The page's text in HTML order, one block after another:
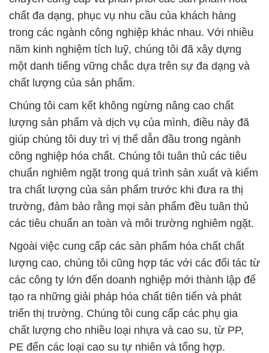
chất lượng của sản phẩm.
Chúng tôi cam kết không ngừng nâng cao chất
lượng sản phẩm và dịch vụ của mình, điều này đã
giúp chúng tôi duy trì vị thế dẫn đầu trong ngành
công nghiệp hóa chất. Chúng tôi tuân thủ các tiêu
chuẩn nghiêm ngặt trong quá trình sản xuất và kiểm
tra chất lượng của sản phẩm trước khi đưa ra thị
trường, đảm bảo rằng mọi sản phẩm đều tuân thủ
các tiêu chuẩn an toàn và môi trường nghiêm ngặt.
Ngoài việc cung cấp các sản phẩm hóa chất chất
lượng cao, chúng tôi cũng hợp tác với các đối tác từ
các công ty lớn đến doanh nghiệp mới thành lập để
tạo ra những giải pháp hóa chất tiên tiến và phát
triển thị trường. Chúng tôi cung cấp các phụ gia
chất lượng cho nhiều loại nhựa và cao su, từ PP,
PE đến các loại cao su tự nhiên và tổng hợp.
Với sự chú trọng đặc biệt vào chất lượng, chúng tôi
hiểu rằng một trong những yếu tố quan trọng nhất
để sản phẩm của bạn được người tiêu dùng ưa
chuộng và tin dùng chính là chất lượng. Chúng tôi